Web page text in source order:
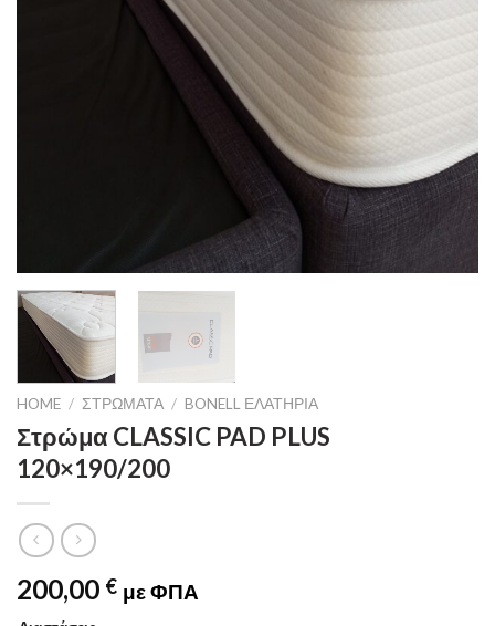
HOME / ΣΤΡΏΜΑΤΑ / BONELL ΕΛΑΤΉΡΙΑ
Στρώμα CLASSIC PAD PLUS
120×190/200
200,00 € με ΦΠΑ